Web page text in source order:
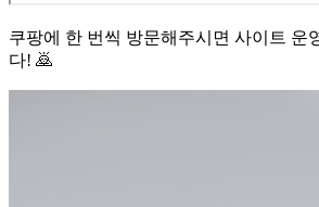
쿠팡에 한 번씩 방문해주시면 사이트 운
다! 🙇